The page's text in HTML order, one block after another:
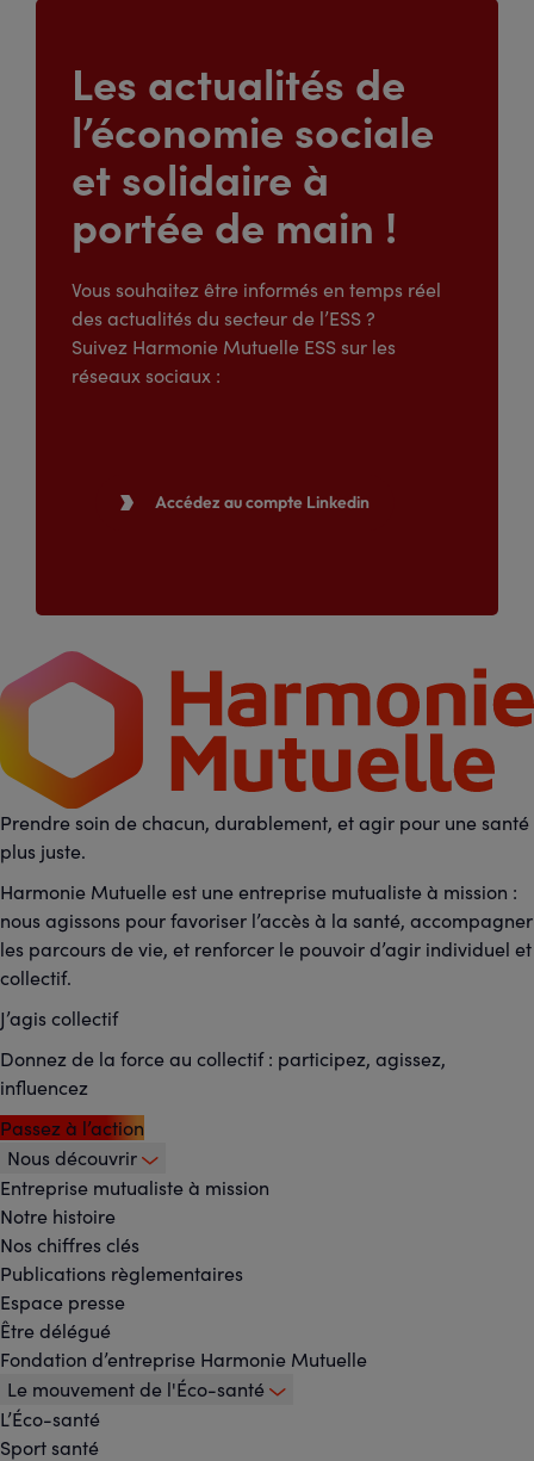
Les actualités de
l’économie sociale
et solidaire à
portée de main !
Vous souhaitez être informés en temps réel
des actualités du secteur de l’ESS ?
Suivez Harmonie Mutuelle ESS sur les
réseaux sociaux :
 Accédez au compte Linkedin
Prendre soin de chacun, durablement, et agir pour une santé
plus juste.
Harmonie Mutuelle est une entreprise mutualiste à mission :
nous agissons pour favoriser l’accès à la santé, accompagner
les parcours de vie, et renforcer le pouvoir d’agir individuel et
collectif.
J’agis collectif
Donnez de la force au collectif : participez, agissez,
influencez
Passez à l’action
Footer
-
Menu
principal
Nous découvrir
Entreprise mutualiste à mission
Notre histoire
Nos chiffres clés
Publications règlementaires
Espace presse
Être délégué
Fondation d’entreprise Harmonie Mutuelle
Le mouvement de l'Éco-santé
L’Éco-santé
Sport santé